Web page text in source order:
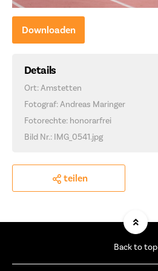
Downloaden
Details
Ort: Amstetten
Fotograf: Andreas Maringer
Fotorechte: honorarfrei
Bild Nr.: IMG_0541.jpg
teilen
Back to top